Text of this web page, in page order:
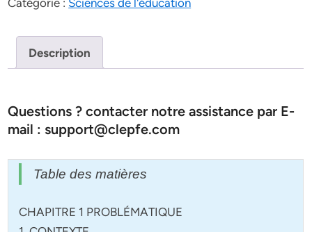
Catégorie : Sciences de l'éducation
Description
Questions ? contacter notre assistance par E-
mail : support@clepfe.com
Table des matières
CHAPITRE 1 PROBLÉMATIQUE